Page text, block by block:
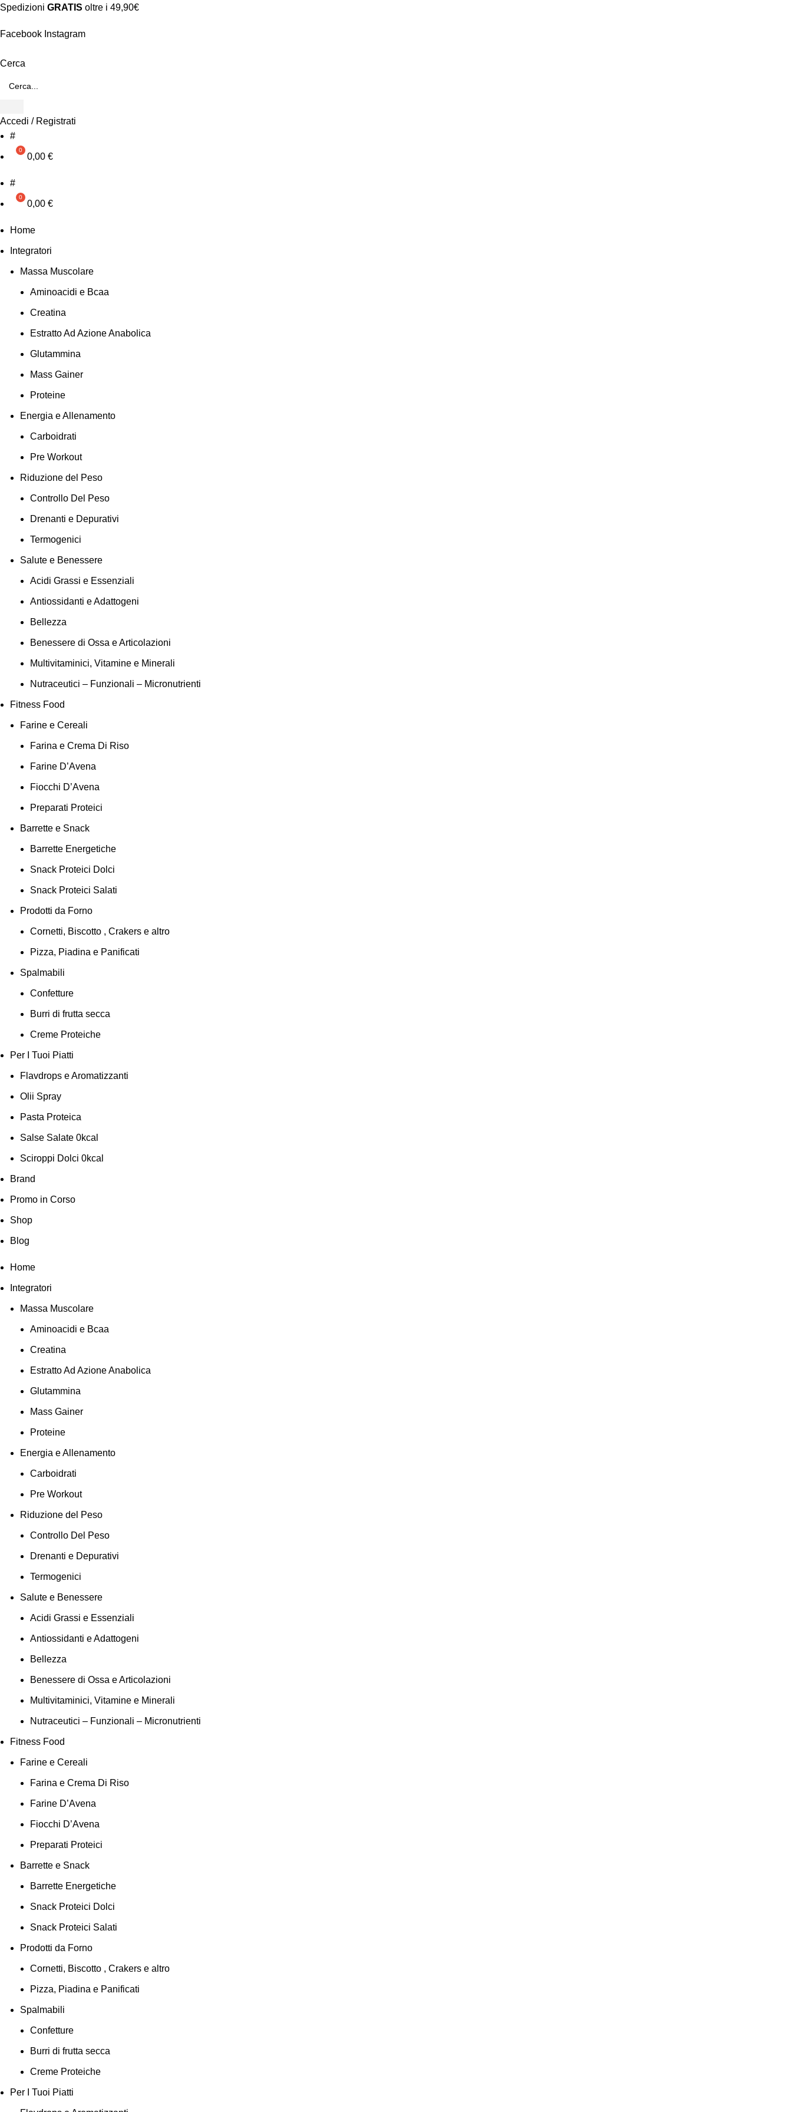
Spedizioni GRATIS oltre i 49,90€
Facebook Instagram
Cerca
Accedi / Registrati
#
0,00 €
#
0,00 €
Home
Integratori
Massa Muscolare
Aminoacidi e Bcaa
Creatina
Estratto Ad Azione Anabolica
Glutammina
Mass Gainer
Proteine
Energia e Allenamento
Carboidrati
Pre Workout
Riduzione del Peso
Controllo Del Peso
Drenanti e Depurativi
Termogenici
Salute e Benessere
Acidi Grassi e Essenziali
Antiossidanti e Adattogeni
Bellezza
Benessere di Ossa e Articolazioni
Multivitaminici, Vitamine e Minerali
Nutraceutici – Funzionali – Micronutrienti
Fitness Food
Farine e Cereali
Farina e Crema Di Riso
Farine D’Avena
Fiocchi D’Avena
Preparati Proteici
Barrette e Snack
Barrette Energetiche
Snack Proteici Dolci
Snack Proteici Salati
Prodotti da Forno
Cornetti, Biscotto , Crakers e altro
Pizza, Piadina e Panificati
Spalmabili
Confetture
Burri di frutta secca
Creme Proteiche
Per I Tuoi Piatti
Flavdrops e Aromatizzanti
Olii Spray
Pasta Proteica
Salse Salate 0kcal
Sciroppi Dolci 0kcal
Brand
Promo in Corso
Shop
Blog
Home
Integratori
Massa Muscolare
Aminoacidi e Bcaa
Creatina
Estratto Ad Azione Anabolica
Glutammina
Mass Gainer
Proteine
Energia e Allenamento
Carboidrati
Pre Workout
Riduzione del Peso
Controllo Del Peso
Drenanti e Depurativi
Termogenici
Salute e Benessere
Acidi Grassi e Essenziali
Antiossidanti e Adattogeni
Bellezza
Benessere di Ossa e Articolazioni
Multivitaminici, Vitamine e Minerali
Nutraceutici – Funzionali – Micronutrienti
Fitness Food
Farine e Cereali
Farina e Crema Di Riso
Farine D’Avena
Fiocchi D’Avena
Preparati Proteici
Barrette e Snack
Barrette Energetiche
Snack Proteici Dolci
Snack Proteici Salati
Prodotti da Forno
Cornetti, Biscotto , Crakers e altro
Pizza, Piadina e Panificati
Spalmabili
Confetture
Burri di frutta secca
Creme Proteiche
Per I Tuoi Piatti